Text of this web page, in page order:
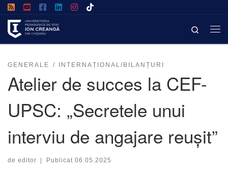
Search
GENERALE INTERNAȚIONAL/BILANȚURI
Atelier de succes la CEF-
UPSC: „Secretele unui
interviu de angajare reușit”
de editor | Publicat 06.05.2025